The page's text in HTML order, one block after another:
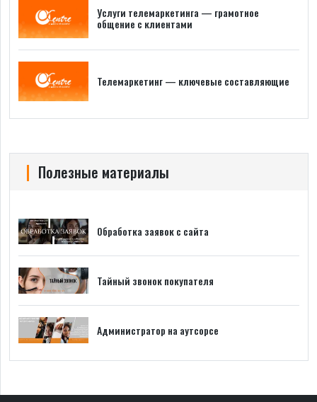
Услуги телемаркетинга — грамотное
общение с клиентами
Телемаркетинг — ключевые составляющие
Полезные материалы
Обработка заявок с сайта
Тайный звонок покупателя
Администратор на аутсорсе